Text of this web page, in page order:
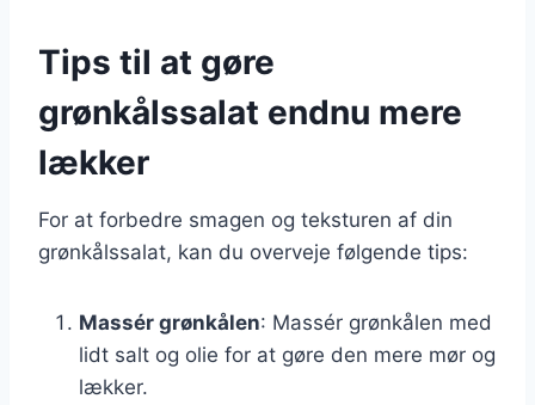
Tips til at gøre
grønkålssalat endnu mere
lækker
For at forbedre smagen og teksturen af din
grønkålssalat, kan du overveje følgende tips:
Massér grønkålen: Massér grønkålen med
lidt salt og olie for at gøre den mere mør og
lækker.